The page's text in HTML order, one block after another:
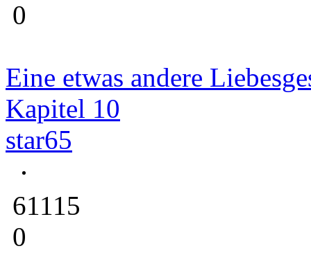
0
Eine etwas andere
Kapitel 10
star65
61115
0